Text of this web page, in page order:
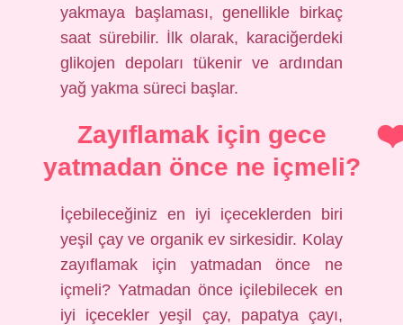
yakmaya başlaması, genellikle birkaç
saat sürebilir. İlk olarak, karaciğerdeki
glikojen depoları tükenir ve ardından
yağ yakma süreci başlar.
Zayıflamak için gece
yatmadan önce ne içmeli?
İçebileceğiniz en iyi içeceklerden biri
yeşil çay ve organik ev sirkesidir. Kolay
zayıflamak için yatmadan önce ne
içmeli? Yatmadan önce içilebilecek en
iyi içecekler yeşil çay, papatya çayı,